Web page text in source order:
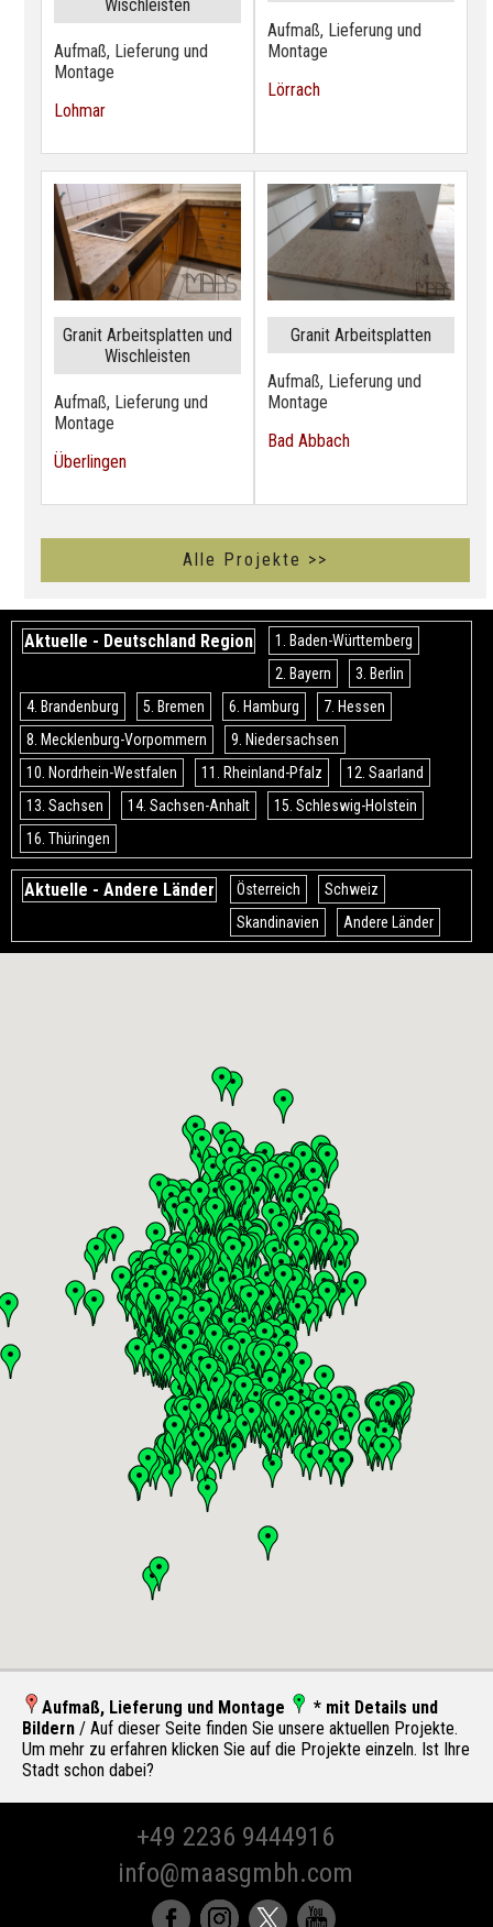
Wischleisten
Aufmaß, Lieferung und
Montage
Lohmar
Aufmaß, Lieferung und
Montage
Lörrach
Granit Arbeitsplatten und
Wischleisten
Aufmaß, Lieferung und
Montage
Überlingen
Granit Arbeitsplatten
Aufmaß, Lieferung und
Montage
Bad Abbach
Alle Projekte >>
Aktuelle - Deutschland Region
1. Baden-Württemberg
2. Bayern
3. Berlin
4. Brandenburg
5. Bremen 6. Hamburg
7. Hessen
8. Mecklenburg-Vorpommern
9. Niedersachsen
10. Nordrhein-Westfalen
11. Rheinland-Pfalz
12. Saarland
13. Sachsen
14. Sachsen-Anhalt
15. Schleswig-Holstein
16. Thüringen
Aktuelle - Andere Länder Österreich
Schweiz
Skandinavien
Andere Länder
Aufmaß, Lieferung und Montage
* mit Details und
Bildern / Auf dieser Seite finden Sie unsere aktuellen Projekte.
Um mehr zu erfahren klicken Sie auf die Projekte einzeln. Ist Ihre
Stadt schon dabei?
+49 2236 9444916
info@maasgmbh.com